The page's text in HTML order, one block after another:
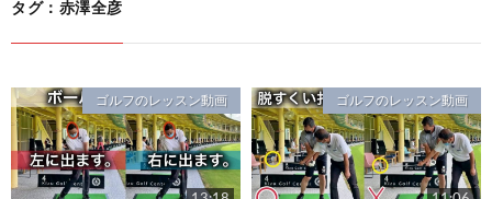
タグ：赤澤全彦
ゴルフのレッスン動画 ゴルフのレッスン動画